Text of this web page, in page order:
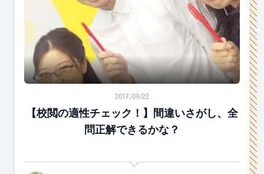
【校閲の適性チェック！】間違いさがし、全問正解でき
2017/09/22
【校閲の適性チェック！】間違いさがし、全
問正解できるかな？